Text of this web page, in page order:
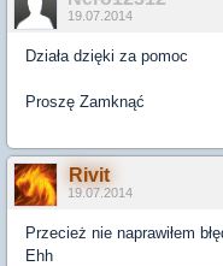
19.07.2014
Działa dzięki za pomoc
Proszę Zamknąć
Rivit
19.07.2014
Przecież nie naprawiłem
Ehh